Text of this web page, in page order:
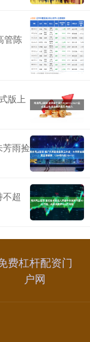
管陈
版上
雨捡
超
费杠杆配资门
户网